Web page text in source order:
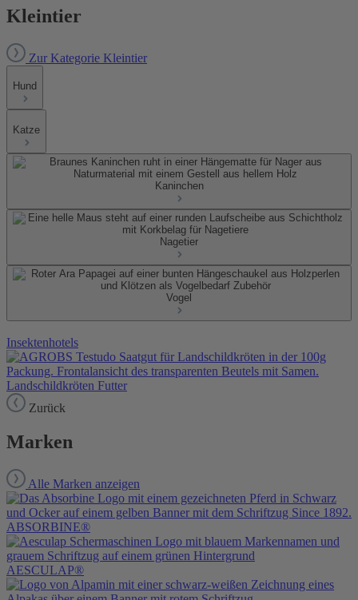
Kleintier
Zur Kategorie Kleintier
Hund
Katze
Kaninchen
Nagetier
Vogel
Insektenhotels
Landschildkröten Futter
Zurück
Marken
Alle Marken anzeigen
ABSORBINE®
AESCULAP®